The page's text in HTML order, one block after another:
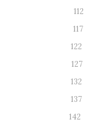
112
117
122
127
132
137
142